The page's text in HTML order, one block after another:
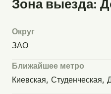
Зона выезда:
Округ
ЗАО
Ближайшее метро
Киевская, Студенческая,